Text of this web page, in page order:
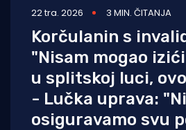
22 tra. 2026 3 MIN. ČITANJA
Korčulanin s
"Nisam mogao
u splitskoj luci,
- Lučka uprava:
osiguravamo svu